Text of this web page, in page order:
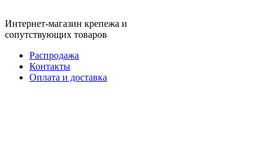
Интернет-магазин крепежа и
сопутствующих товаров
Распродажа
Контакты
Оплата и доставка